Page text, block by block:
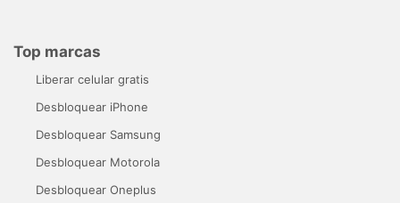
Top marcas
Liberar celular gratis
Desbloquear iPhone
Desbloquear Samsung
Desbloquear Motorola
Desbloquear Oneplus